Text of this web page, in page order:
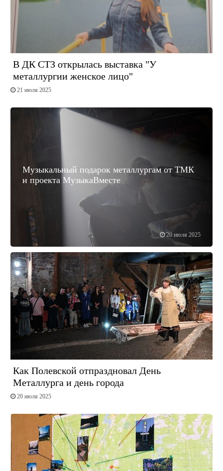
В ДК СТЗ открылась выставка "У
металлургии женское лицо"
21 июля 2025
20 июля 2025
Музыкальный подарок металлургам от ТМК
и проекта МузыкаВместе
Как Полевской отпраздновал День
Металлурга и день города
20 июля 2025